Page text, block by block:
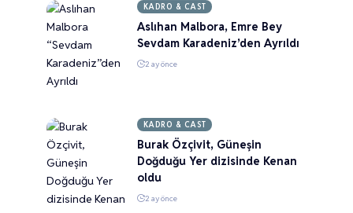
KADRO & CAST
Aslıhan Malbora, Emre Bey
Sevdam Karadeniz’den Ayrıldı
2 ay önce
KADRO & CAST
Burak Özçivit, Güneşin
Doğduğu Yer dizisinde Kenan
oldu
2 ay önce